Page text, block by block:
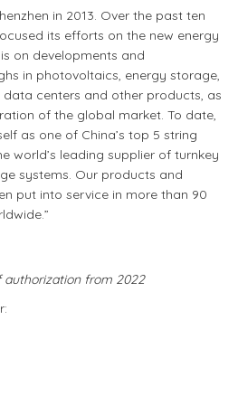
in 2013. Over the past ten
its efforts on the new energy
on developments and
in photovoltaics, energy storage,
centers and other products, as
of the global market. To date,
as one of China’s top 5 string
world’s leading supplier of turnkey
systems. Our products and
put into service in more than 90
authorization from 2022